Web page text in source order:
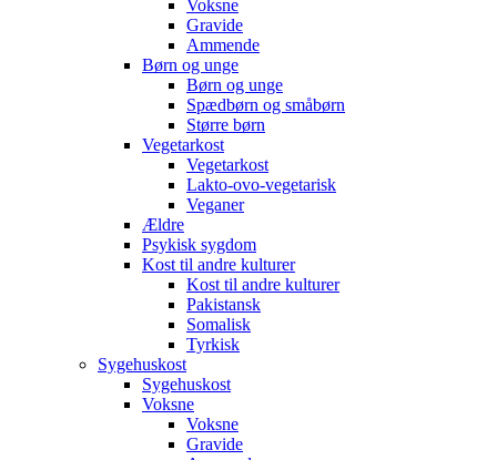
Voksne
Gravide
Ammende
Børn og unge
Børn og unge
Spædbørn og småbørn
Større børn
Vegetarkost
Vegetarkost
Lakto-ovo-vegetarisk
Veganer
Ældre
Psykisk sygdom
Kost til andre kulturer
Kost til andre kulturer
Pakistansk
Somalisk
Tyrkisk
Sygehuskost
Sygehuskost
Voksne
Voksne
Gravide